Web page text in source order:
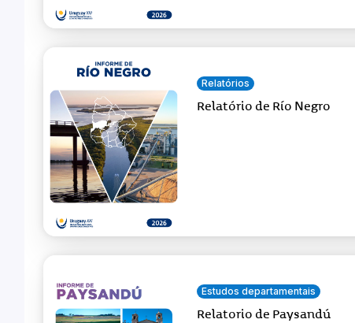
Relatórios
Relatório de Río Negro
Estudos departamentais
Relatorio de Paysandú